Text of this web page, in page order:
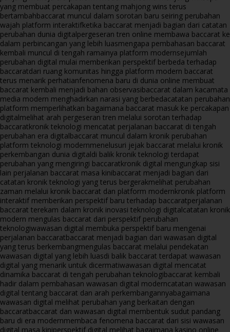
yang membuat percakapan tentang mahjong wins terus
bertambahbaccarat muncul dalam sorotan baru seiring perubahan
wajah platform interaktifketika baccarat menjadi bagian dari catatan
perubahan dunia digitalpergeseran tren online membawa baccarat ke
dalam perbincangan yang lebih luasmengapa pembahasan baccarat
kembali muncul di tengah ramainya platform modernsejumlah
perubahan digital mulai memberikan perspektif berbeda terhadap
baccaratdari ruang komunitas hingga platform modern baccarat
terus menarik perhatianfenomena baru di dunia online membuat
baccarat kembali menjadi bahan observasibaccarat dalam kacamata
media modern menghadirkan narasi yang berbedacatatan perubahan
platform memperlihatkan bagaimana baccarat masuk ke percakapan
digitalmelihat arah pergeseran tren melalui sorotan terhadap
baccaratkronik teknologi mencatat perjalanan baccarat di tengah
perubahan era digitalbaccarat muncul dalam kronik perubahan
platform teknologi modernmenelusuri jejak baccarat melalui kronik
perkembangan dunia digitaldi balik kronik teknologi terdapat
perubahan yang mengiringi baccaratkronik digital mengungkap sisi
lain perjalanan baccarat masa kinibaccarat menjadi bagian dari
catatan kronik teknologi yang terus bergerakmelihat perubahan
zaman melalui kronik baccarat dan platform modernkronik platform
interaktif memberikan perspektif baru terhadap baccaratperjalanan
baccarat terekam dalam kronik inovasi teknologi digitalcatatan kronik
modern mengulas baccarat dari perspektif perubahan
teknologiwawasan digital membuka perspektif baru mengenai
perjalanan baccaratbaccarat menjadi bagian dari wawasan digital
yang terus berkembangmengulas baccarat melalui pendekatan
wawasan digital yang lebih luasdi balik baccarat terdapat wawasan
digital yang menarik untuk dicermatiwawasan digital mencatat
dinamika baccarat di tengah perubahan teknologibaccarat kembali
hadir dalam pembahasan wawasan digital moderncatatan wawasan
digital tentang baccarat dan arah perkembangannyabagaimana
wawasan digital melihat perubahan yang berkaitan dengan
baccaratbaccarat dan wawasan digital membentuk sudut pandang
baru di era modernmembaca fenomena baccarat dari sisi wawasan
digital masa kiniperspektif digital melihat bagaimana kasino online